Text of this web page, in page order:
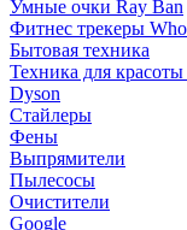
Умные очки Ray Ban
Фитнес трекеры
Бытовая техника
Техника для красоты
Dyson
Стайлеры
Фены
Выпрямители
Пылесосы
Очистители
Google